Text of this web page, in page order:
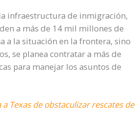
infraestructura de inmigración,
a más de 14 mil millones de
a la situación en la frontera, sino
se planea contratar a más de
para manejar los asuntos de
Texas de obstaculizar rescates de